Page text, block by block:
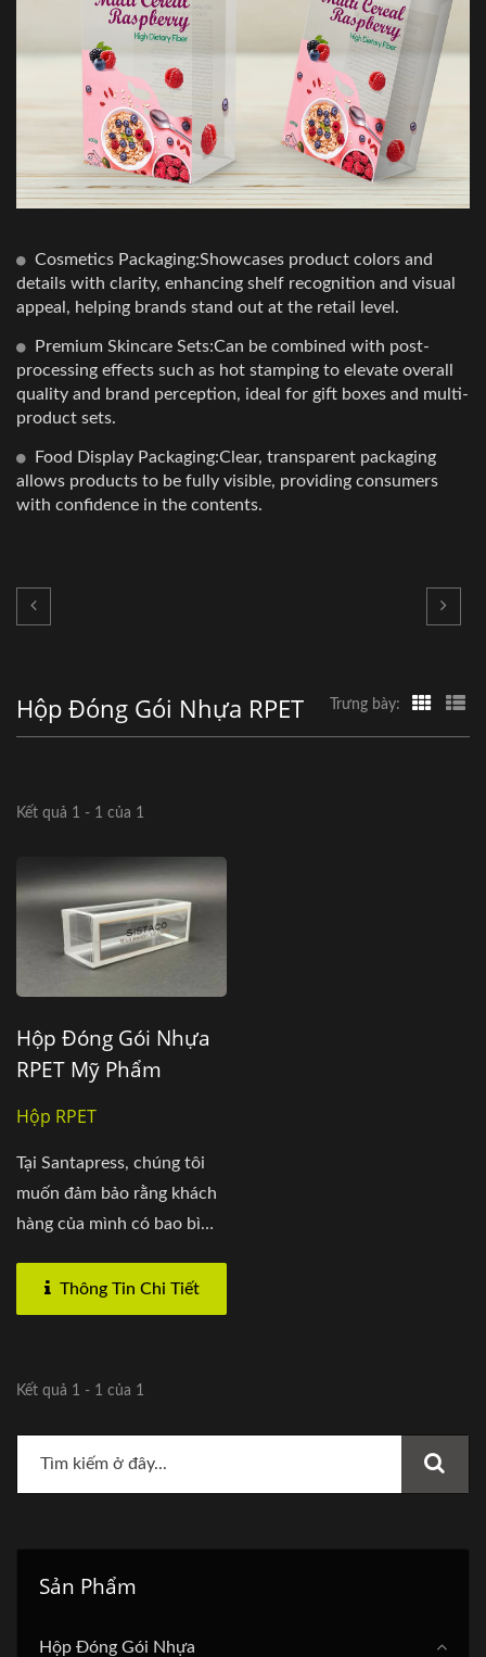
Cosmetics Packaging:Showcases product colors and
details with clarity, enhancing shelf recognition and visual
appeal, helping brands stand out at the retail level.
Premium Skincare Sets:Can be combined with post-
processing effects such as hot stamping to elevate overall
quality and brand perception, ideal for gift boxes and multi-
product sets.
Food Display Packaging:Clear, transparent packaging
allows products to be fully visible, providing consumers
with confidence in the contents.
Hộp Đóng Gói Nhựa RPET Trưng bày:
Kết quả 1 - 1 của 1
Hộp Đóng Gói Nhựa
RPET Mỹ Phẩm
Hộp RPET
Tại Santapress, chúng tôi
muốn đảm bảo rằng khách
hàng của mình có bao bì
Thông Tin Chi Tiết
Kết quả 1 - 1 của 1
Sản Phẩm
Hộp Đóng Gói Nhựa